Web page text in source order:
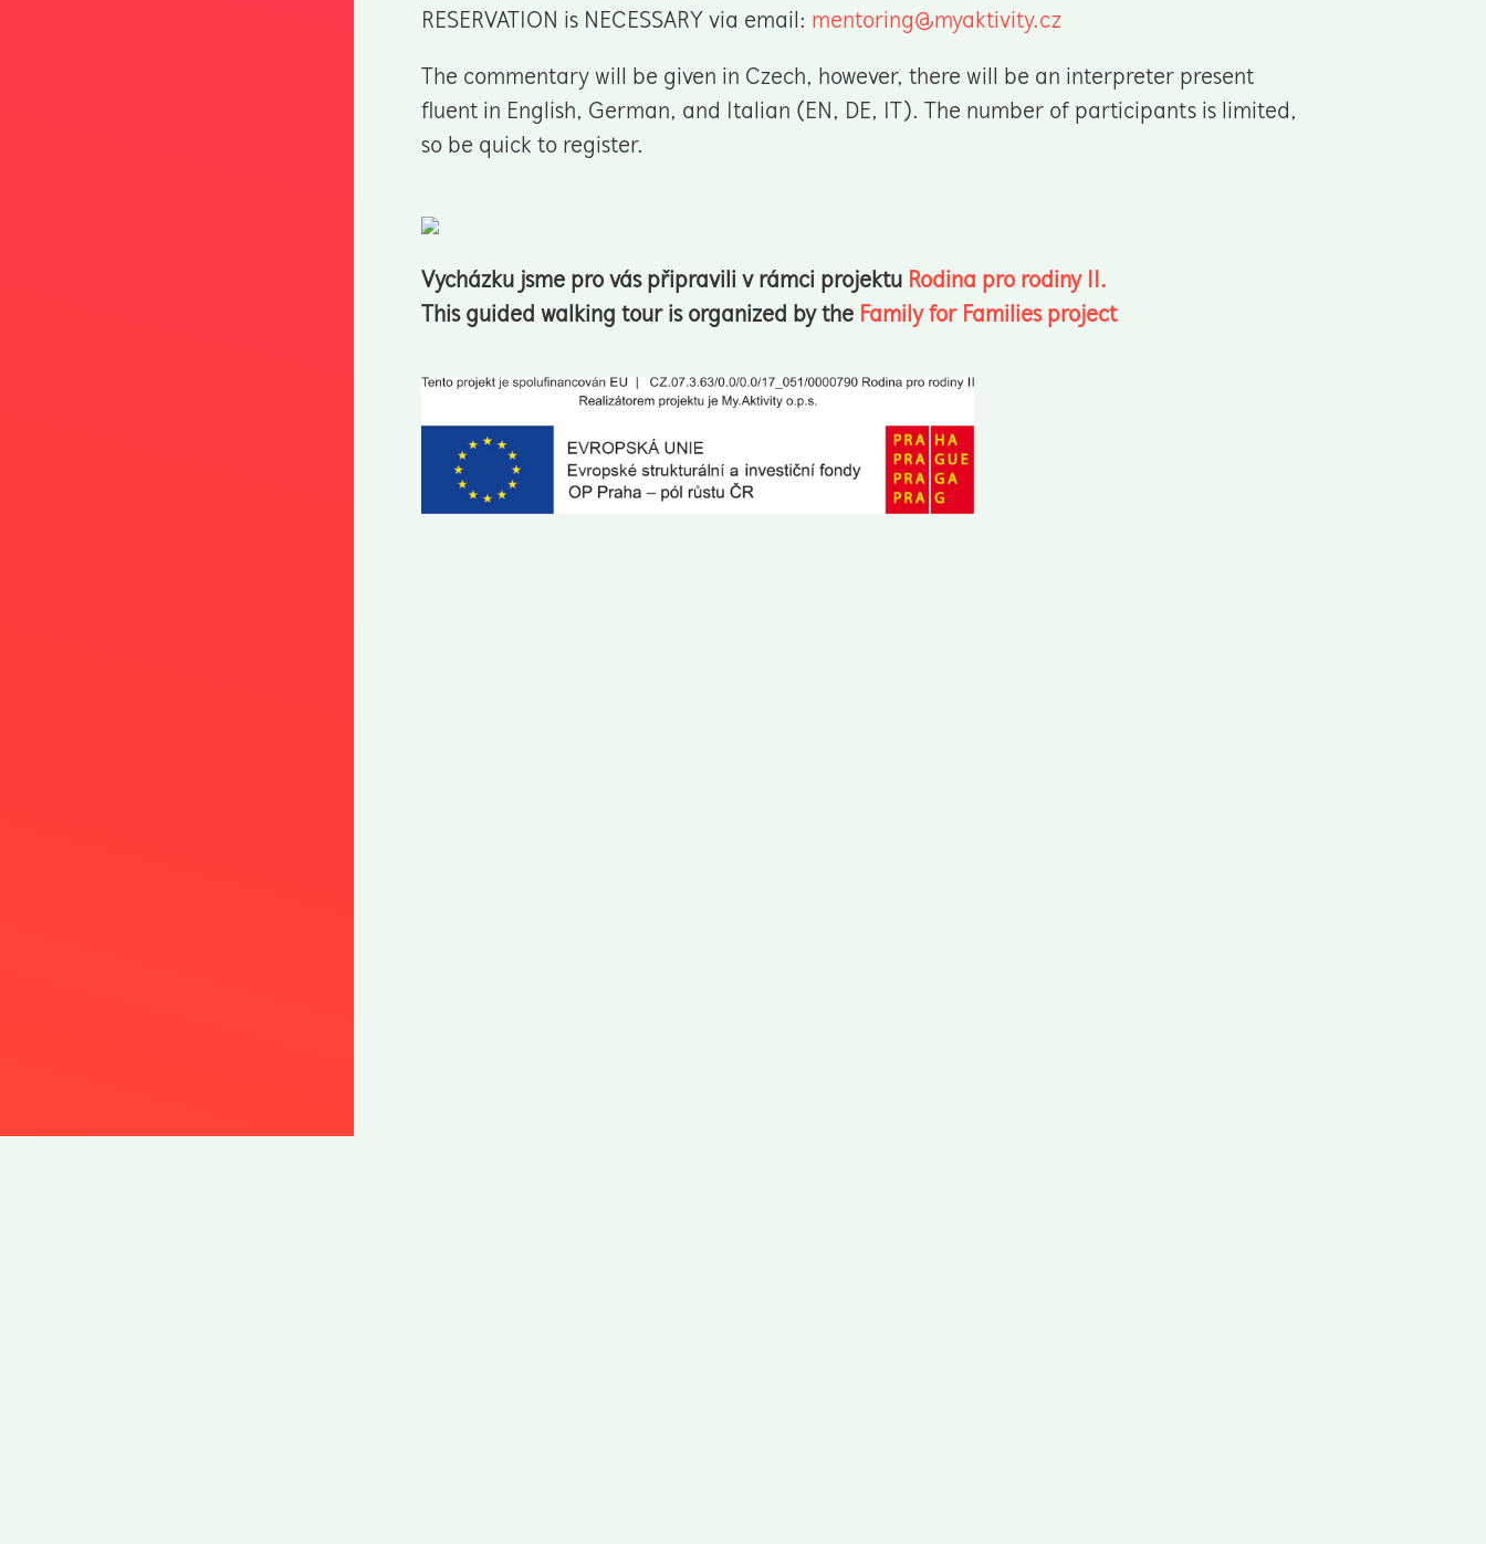
RESERVATION is NECESSARY via email: mentoring@myaktivity.cz
The commentary will be given in Czech, however, there will be an interpreter present
fluent in English, German, and Italian (EN, DE, IT). The number of participants is limited,
so be quick to register.
Vycházku jsme pro vás připravili v rámci projektu Rodina pro rodiny II.
This guided walking tour is organized by the Family for Families project